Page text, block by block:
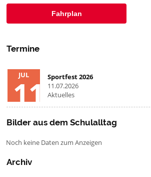
Fahrplan
Termine
JUL
11
Sportfest 2026
11.07.2026
Aktuelles
Bilder aus dem Schulalltag
Noch keine Daten zum Anzeigen
Archiv